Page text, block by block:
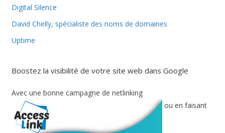
Digital Silence
David Chelly, spécialiste des noms de domaines
Uptime
Boostez la visibilité de votre site web dans Google
Avec une bonne campagne de netlinking
ou en faisant